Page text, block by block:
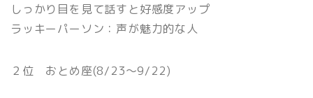
しっかり目を見て話すと好感度アップ
ラッキーパーソン：声が魅力的な人
２位 おとめ座(8/23〜9/22)